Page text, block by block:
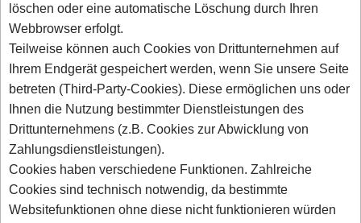
löschen oder eine automatische Löschung durch Ihren
Webbrowser erfolgt.
Teilweise können auch Cookies von Drittunternehmen auf
Ihrem Endgerät gespeichert werden, wenn Sie unsere Seite
betreten (Third-Party-Cookies). Diese ermöglichen uns oder
Ihnen die Nutzung bestimmter Dienstleistungen des
Drittunternehmens (z.B. Cookies zur Abwicklung von
Zahlungsdienstleistungen).
Cookies haben verschiedene Funktionen. Zahlreiche
Cookies sind technisch notwendig, da bestimmte
Websitefunktionen ohne diese nicht funktionieren würden